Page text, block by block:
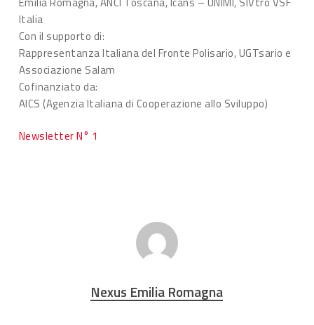
Italia
Con il supporto di:
Rappresentanza Italiana del Fronte Polisario, UGTsario e
Associazione Salam
Cofinanziato da:
AICS (Agenzia Italiana di Cooperazione allo Sviluppo)
Newsletter N° 1
Nexus Emilia Romagna